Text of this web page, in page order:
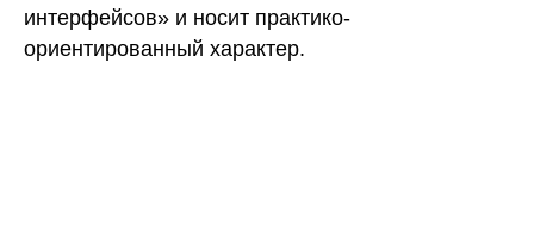
интерфейсов» и носит практико-
ориентированный характер.